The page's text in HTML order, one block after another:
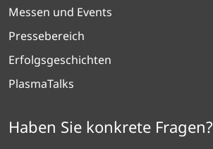
Messen und Events
Pressebereich
Erfolgsgeschichten
PlasmaTalks
Haben Sie konkrete Fragen?